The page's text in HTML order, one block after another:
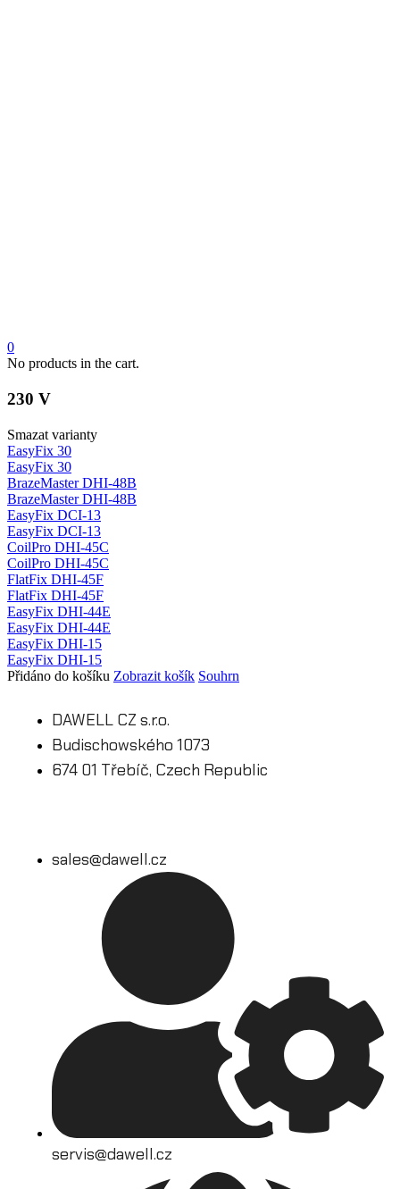
0
No products in the cart.
230 V
Smazat varianty
EasyFix 30
EasyFix 30
BrazeMaster DHI-48B
BrazeMaster DHI-48B
EasyFix DCI-13
EasyFix DCI-13
CoilPro DHI-45C
CoilPro DHI-45C
FlatFix DHI-45F
FlatFix DHI-45F
EasyFix DHI-44E
EasyFix DHI-44E
EasyFix DHI-15
EasyFix DHI-15
Přidáno do košíku Zobrazit košík Souhrn
DAWELL CZ s.r.o.
Budischowského 1073
674 01 Třebíč, Czech Republic
sales@dawell.cz
servis@dawell.cz